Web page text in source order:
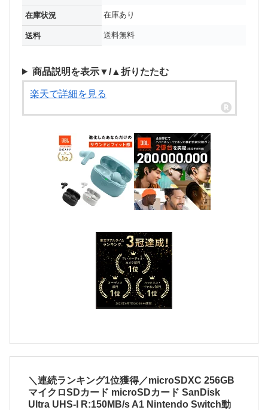
在庫状況 在庫あり
送料 送料無料
商品説明を表示▼/▲折りたたむ
楽天で詳細を見る
＼連続ランキング1位獲得／microSDXC 256GB
マイクロSDカード microSDカード SanDisk
Ultra UHS-I R:150MB/s A1 Nintendo Switch動